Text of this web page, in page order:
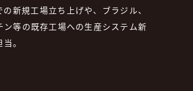
の新規工場立ち上げや、ブラジル、
ン等の既存工場への生産システム新
。